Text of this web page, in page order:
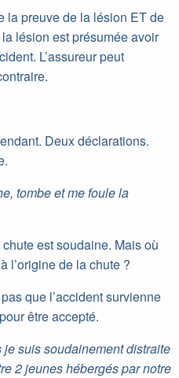
la preuve de la lésion ET de
lésion est présumée avoir
L’assureur peut
Deux déclarations.
tombe et me foule la
est soudaine. Mais où
à l’origine de la chute ?
que l’accident survienne
être accepté.
suis soudainement distraite
2jeunes hébergés par notre